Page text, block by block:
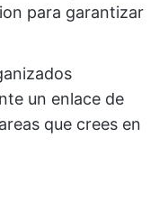
para garantizar
un enlace de
que crees en